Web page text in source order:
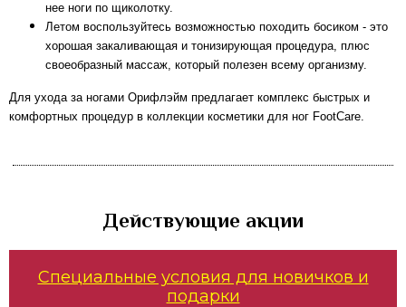
нее ноги по щиколотку.
Летом воспользуйтесь возможностью походить босиком - это
хорошая закаливающая и тонизирующая процедура, плюс
своеобразный массаж, который полезен всему организму.
Для ухода за ногами Орифлэйм предлагает комплекс быстрых и
комфортных процедур в коллекции косметики для ног FootCare.
Действующие акции
Специальные условия для новичков и
подарки